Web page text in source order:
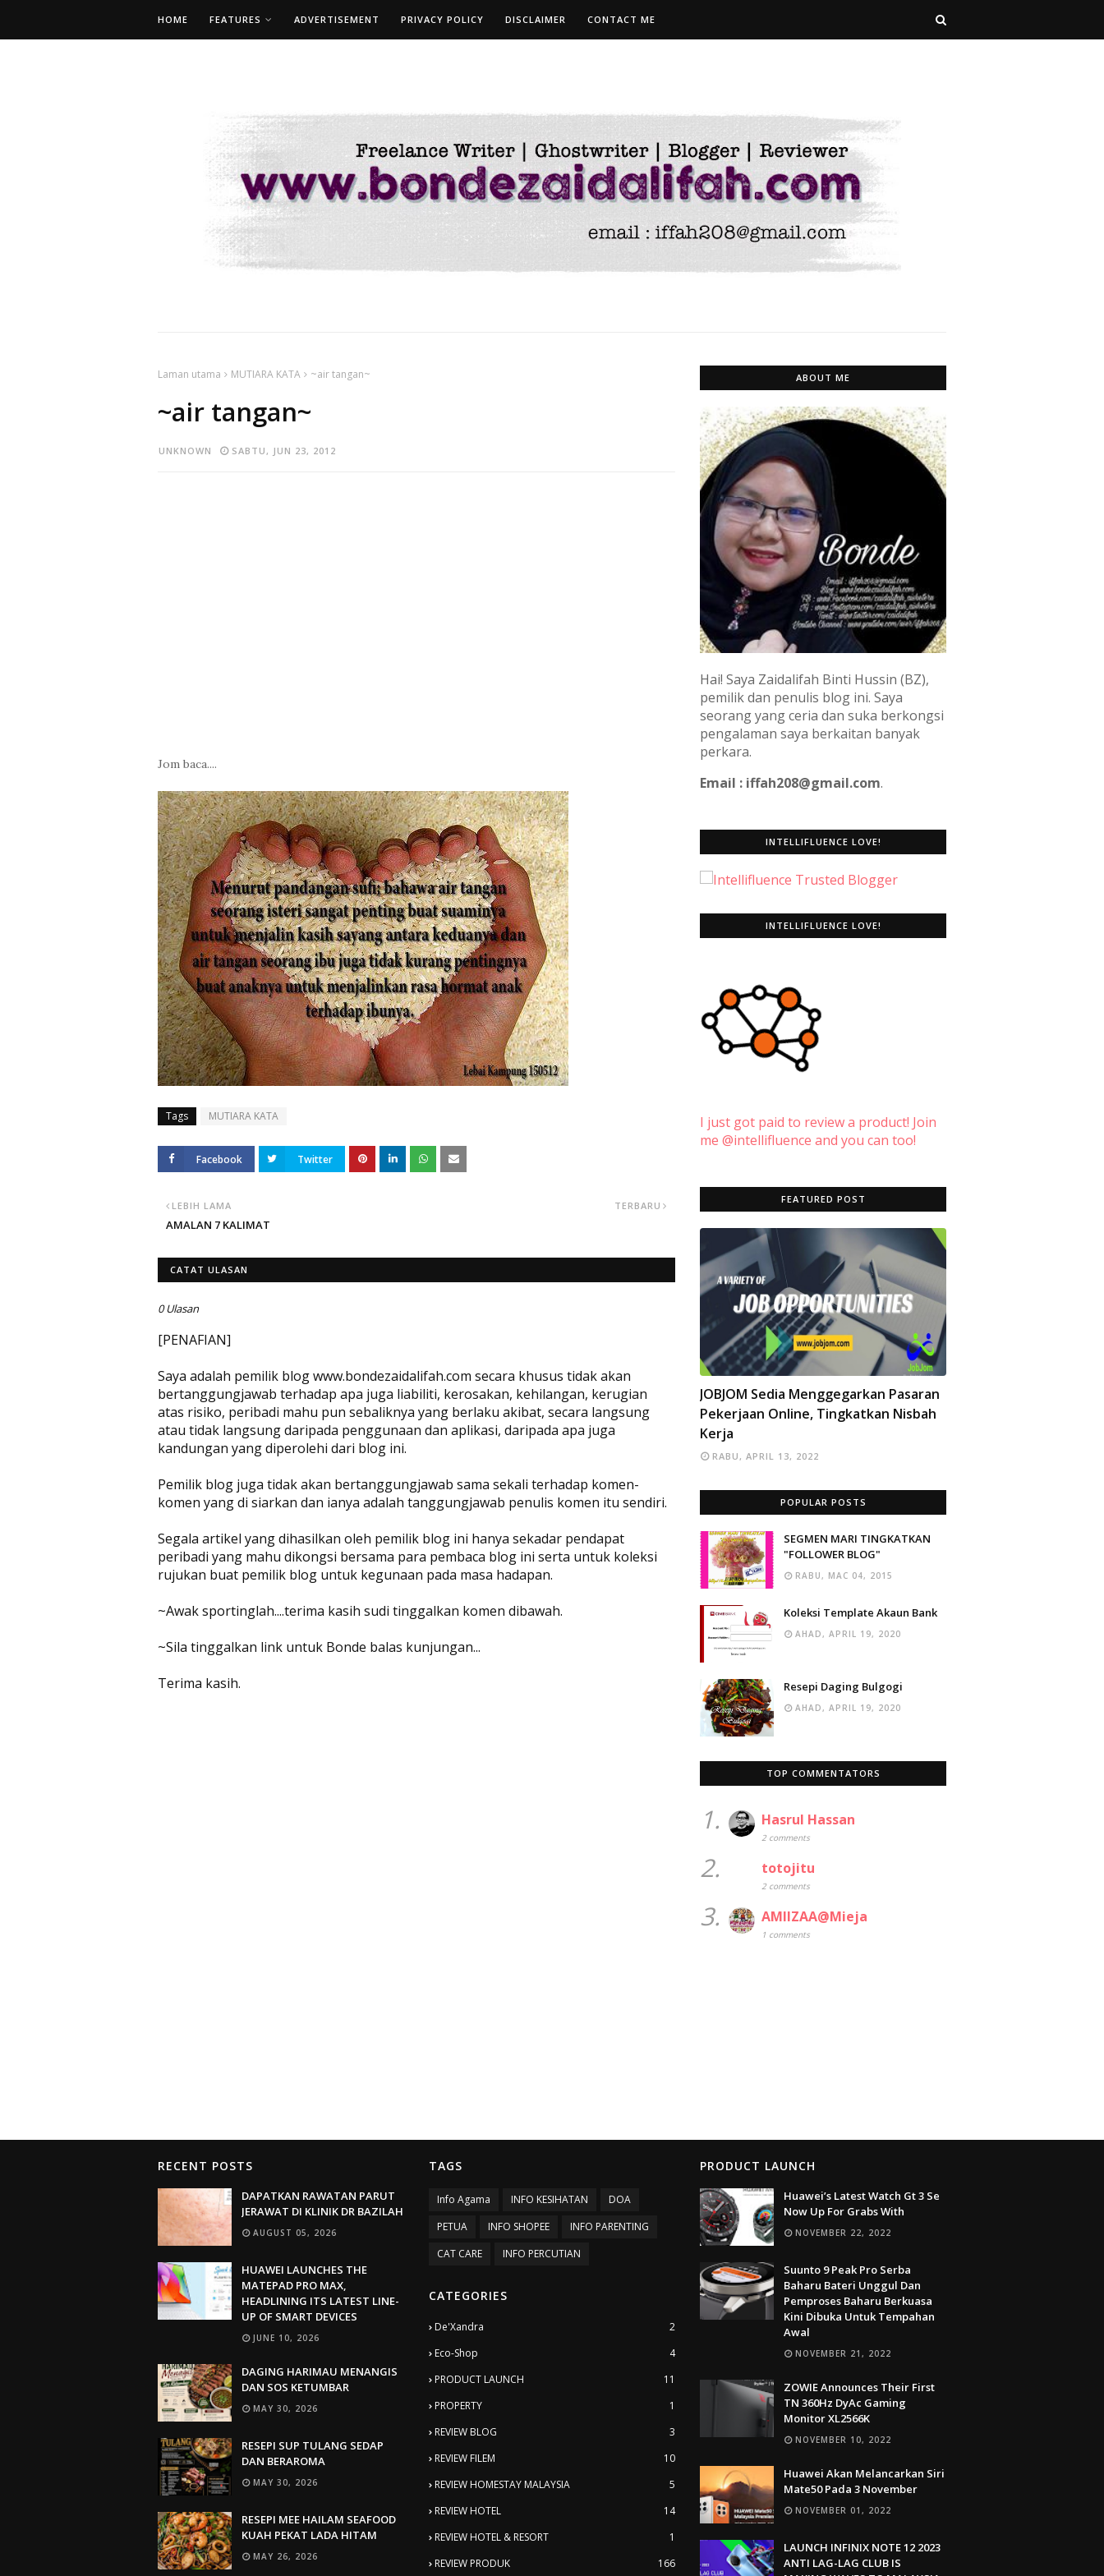
HOME FEATURES ADVERTISEMENT PRIVACY POLICY DISCLAIMER CONTACT ME
Laman utama MUTIARA KATA ~air tangan~
~air tangan~
UNKNOWN SABTU, JUN 23, 2012
Jom baca....
Tags MUTIARA KATA
Facebook Twitter
TERBARU
LEBIH LAMA
AMALAN 7 KALIMAT
CATAT ULASAN
0 Ulasan
[PENAFIAN]
Saya adalah pemilik blog www.bondezaidalifah.com secara khusus tidak akan
bertanggungjawab terhadap apa juga liabiliti, kerosakan, kehilangan, kerugian
atas risiko, peribadi mahu pun sebaliknya yang berlaku akibat, secara langsung
atau tidak langsung daripada penggunaan dan aplikasi, daripada apa juga
kandungan yang diperolehi dari blog ini.
Pemilik blog juga tidak akan bertanggungjawab sama sekali terhadap komen-
komen yang di siarkan dan ianya adalah tanggungjawab penulis komen itu sendiri.
Segala artikel yang dihasilkan oleh pemilik blog ini hanya sekadar pendapat
peribadi yang mahu dikongsi bersama para pembaca blog ini serta untuk koleksi
rujukan buat pemilik blog untuk kegunaan pada masa hadapan.
~Awak sportinglah....terima kasih sudi tinggalkan komen dibawah.
~Sila tinggalkan link untuk Bonde balas kunjungan...
Terima kasih.
ABOUT ME
Hai! Saya Zaidalifah Binti Hussin (BZ),
pemilik dan penulis blog ini. Saya
seorang yang ceria dan suka berkongsi
pengalaman saya berkaitan banyak
perkara.
Email : iffah208@gmail.com.
INTELLIFLUENCE LOVE!
INTELLIFLUENCE LOVE!
I just got paid to review a product! Join
me @intellifluence and you can too!
FEATURED POST
INFO
JOBJOM Sedia Menggegarkan Pasaran
Pekerjaan Online, Tingkatkan Nisbah
Kerja
RABU, APRIL 13, 2022
POPULAR POSTS
SEGMEN MARI TINGKATKAN
"FOLLOWER BLOG"
RABU, MAC 04, 2015
Koleksi Template Akaun Bank
AHAD, APRIL 19, 2020
Resepi Daging Bulgogi
AHAD, APRIL 19, 2020
TOP COMMENTATORS
1. Hasrul Hassan
2 comments
2. totojitu
2 comments
3. AMIIZAA@Mieja
1 comments
RECENT POSTS
DAPATKAN RAWATAN PARUT
JERAWAT DI KLINIK DR BAZILAH
AUGUST 05, 2026
HUAWEI LAUNCHES THE
MATEPAD PRO MAX,
HEADLINING ITS LATEST LINE-
UP OF SMART DEVICES
JUNE 10, 2026
DAGING HARIMAU MENANGIS
DAN SOS KETUMBAR
MAY 30, 2026
RESEPI SUP TULANG SEDAP
DAN BERAROMA
MAY 30, 2026
RESEPI MEE HAILAM SEAFOOD
KUAH PEKAT LADA HITAM
MAY 26, 2026
TAGS
Info Agama INFO KESIHATAN
DOA
PETUA
INFO SHOPEE
INFO PARENTING
CAT CARE
INFO PERCUTIAN
CATEGORIES
De'Xandra
2
Eco-Shop
4
PRODUCT LAUNCH
11
PROPERTY
1
REVIEW BLOG
3
REVIEW FILEM
10
REVIEW HOMESTAY MALAYSIA
5
REVIEW HOTEL
14
REVIEW HOTEL & RESORT
1
REVIEW PRODUK
166
PRODUCT LAUNCH
Huawei’s Latest Watch Gt 3 Se
Now Up For Grabs With
NOVEMBER 22, 2022
Suunto 9 Peak Pro Serba
Baharu Bateri Unggul Dan
Pemproses Baharu Berkuasa
Kini Dibuka Untuk Tempahan
Awal
NOVEMBER 21, 2022
ZOWIE Announces Their First
TN 360Hz DyAc Gaming
Monitor XL2566K
NOVEMBER 10, 2022
Huawei Akan Melancarkan Siri
Mate50 Pada 3 November
NOVEMBER 01, 2022
LAUNCH INFINIX NOTE 12 2023
ANTI LAG-LAG CLUB IS